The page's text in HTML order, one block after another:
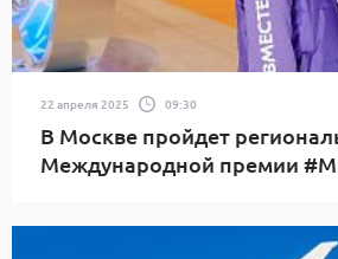
22 апреля 2025 09:30
В Москве пройдет
Международной премии